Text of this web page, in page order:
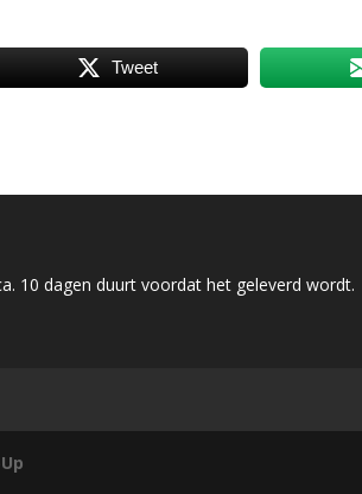
Tweet
10 dagen duurt voordat het geleverd wordt.